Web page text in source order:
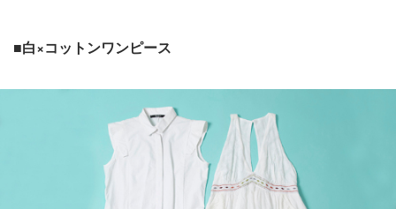
■白×コットンワンピース